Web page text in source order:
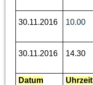
30.11.2016 10.00
30.11.2016 14.30
Datum Uhrzeit